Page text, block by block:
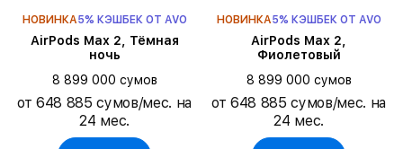
НОВИНКА5% КЭШБЕК ОТ AVO
AirPods Max 2, Тёмная
ночь
8 899 000 сумов
от 648 885 сумов/мес. на
24 мес.
НОВИНКА5% КЭШБЕК ОТ AVO
AirPods Max 2,
Фиолетовый
8 899 000 сумов
от 648 885 сумов/мес. на
24 мес.